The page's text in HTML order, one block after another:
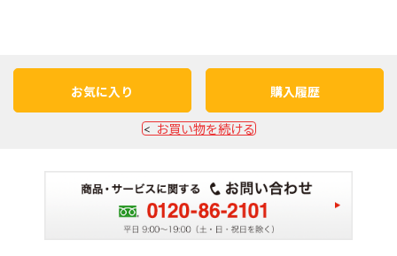
お気に入り 購入履歴